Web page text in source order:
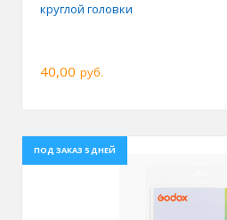
круглой головки
40,00 руб.
ПОД ЗАКАЗ 5 ДНЕЙ